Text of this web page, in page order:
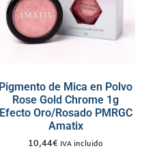
Pigmento de Mica en Polvo
Rose Gold Chrome 1g
Efecto Oro/Rosado PMRGC
Amatix
10,44€ IVA incluido